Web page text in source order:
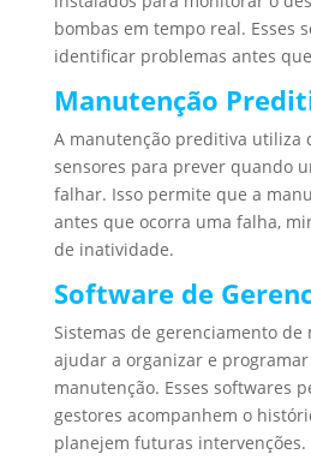
bombas em tempo real. Esses
identificar problemas antes
Manutenção
A manutenção preditiva utiliza
sensores para prever quando
falhar. Isso permite que a
antes que ocorra uma falha,
de inatividade.
Software de
Sistemas de gerenciamento de
ajudar a organizar e
manutenção. Esses softwares
gestores acompanhem o
planejem futuras intervenções.